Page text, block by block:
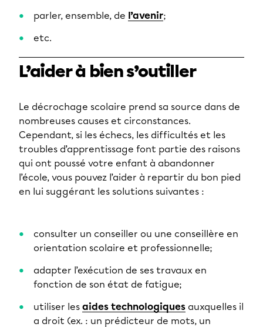
parler, ensemble, de l’avenir;
etc.
L’aider à bien s’outiller
Le décrochage scolaire prend sa source dans de
nombreuses causes et circonstances.
Cependant, si les échecs, les difficultés et les
troubles d’apprentissage font partie des raisons
qui ont poussé votre enfant à abandonner
l’école, vous pouvez l’aider à repartir du bon pied
en lui suggérant les solutions suivantes :
consulter un conseiller ou une conseillère en
orientation scolaire et professionnelle;
adapter l’exécution de ses travaux en
fonction de son état de fatigue;
utiliser les aides technologiques auxquelles il
a droit (ex. : un prédicteur de mots, un